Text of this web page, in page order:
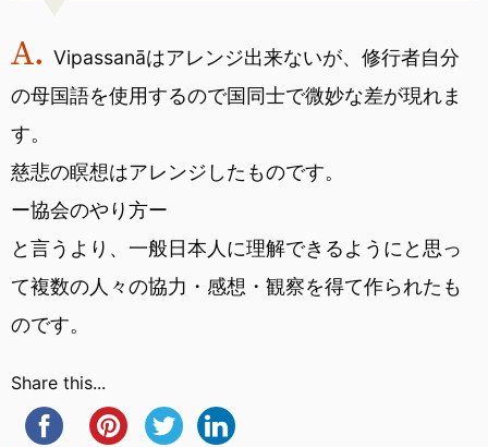
Vipassanāはアレンジ出来ないが、修行者自分
の母国語を使用するので国同士で微妙な差が現れま
す。
慈悲の瞑想はアレンジしたものです。
ー協会のやり方ー
と言うより、一般日本人に理解できるようにと思っ
て複数の人々の協力・感想・観察を得て作られたも
のです。
Share this...